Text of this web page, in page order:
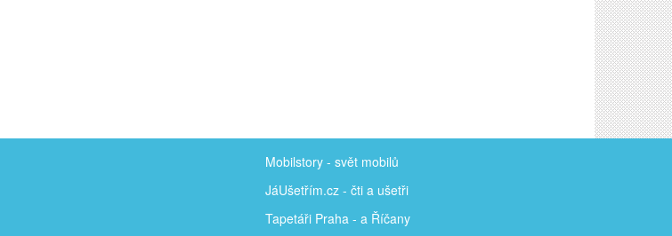
Mobilstory - svět mobilů
JáUšetřím.cz - čti a ušetři
Tapetáři Praha - a Říčany